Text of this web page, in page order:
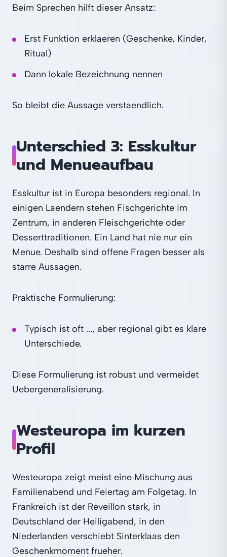
Beim Sprechen hilft dieser Ansatz:
Erst Funktion erklaeren (Geschenke, Kinder,
Ritual)
Dann lokale Bezeichnung nennen
So bleibt die Aussage verstaendlich.
Unterschied 3: Esskultur
und Menueaufbau
Esskultur ist in Europa besonders regional. In
einigen Laendern stehen Fischgerichte im
Zentrum, in anderen Fleischgerichte oder
Desserttraditionen. Ein Land hat nie nur ein
Menue. Deshalb sind offene Fragen besser als
starre Aussagen.
Praktische Formulierung:
Typisch ist oft ..., aber regional gibt es klare
Unterschiede.
Diese Formulierung ist robust und vermeidet
Uebergeneralisierung.
Westeuropa im kurzen
Profil
Westeuropa zeigt meist eine Mischung aus
Familienabend und Feiertag am Folgetag. In
Frankreich ist der Reveillon stark, in
Deutschland der Heiligabend, in den
Niederlanden verschiebt Sinterklaas den
Geschenkmoment frueher.